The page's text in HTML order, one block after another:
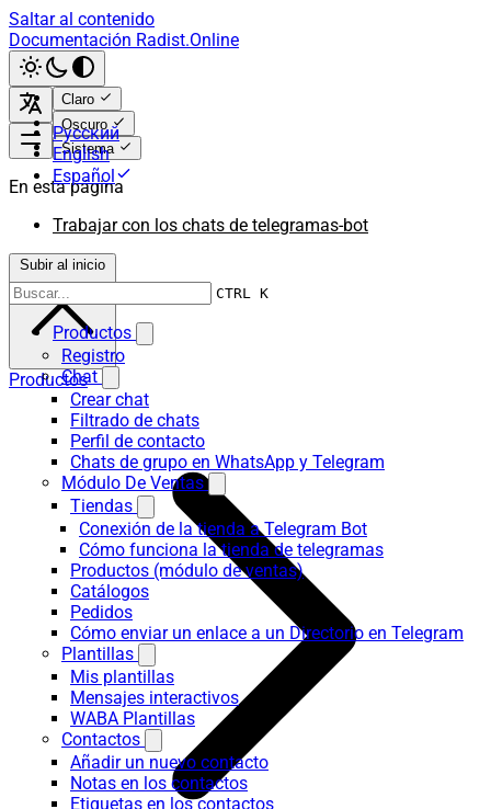
Saltar al contenido
Documentación Radist.Online
Claro
Oscuro
Sistema
Русский
English
Español
CTRL K
Productos
Registro
Chat
Crear chat
Filtrado de chats
Perfil de contacto
Chats de grupo en WhatsApp y Telegram
Módulo De Ventas
Tiendas
Conexión de la tienda a Telegram Bot
Cómo funciona la tienda de telegramas
Productos (módulo de ventas)
Catálogos
Pedidos
Cómo enviar un enlace a un Directorio en Telegram
Plantillas
Mis plantillas
Mensajes interactivos
WABA Plantillas
Contactos
Añadir un nuevo contacto
Notas en los contactos
Etiquetas en los contactos
En esta página
Trabajar con los chats de telegramas-bot
Subir al inicio
Productos